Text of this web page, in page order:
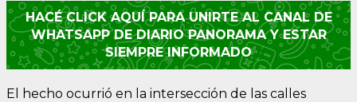
HACÉ CLICK AQUÍ PARA UNIRTE AL CANAL DE
WHATSAPP DE DIARIO PANORAMA Y ESTAR
SIEMPRE INFORMADO
El hecho ocurrió en la intersección de las calles